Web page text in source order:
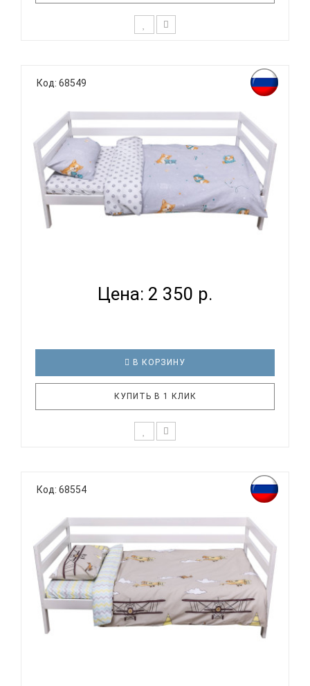
каждый родитель подходит очень основательно.
Ведь малыш большую часть времени проводит в
кроватке. И натуральность тканей, нежный и
веселый рисунок, высокая устойчивость к частым
Код: 68549
Цена: 2 350 р.
В КОРЗИНУ
КУПИТЬ В 1 КЛИК
родитель подходит очень основательно. Ведь
ребенок большую часть времени проводит в
кровати. И натуральность тканей, нежный и
веселый рисунок, высокая устойчивость к частым
Код: 68554